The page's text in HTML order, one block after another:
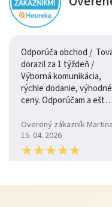
Odporúča obchod /
dorazil za 1 týždeň /
Výborná komunikácia,
rýchle dodanie, výhodné
ceny. Odporúčam a ešte
Overený zákazník
15. 04. 2026
★★★★★
★★★★★